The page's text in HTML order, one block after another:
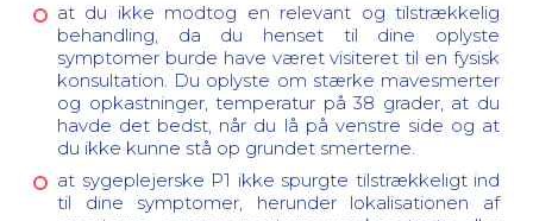
at du ikke modtog en relevant og tilstrækkelig
behandling, da du henset til dine oplyste
symptomer burde have været visiteret til en fysisk
konsultation. Du oplyste om stærke mavesmerter
og opkastninger, temperatur på 38 grader, at du
havde det bedst, når du lå på venstre side og at
du ikke kunne stå op grundet smerterne.
at sygeplejerske P1 ikke spurgte tilstrækkeligt ind
til dine symptomer, herunder lokalisationen af